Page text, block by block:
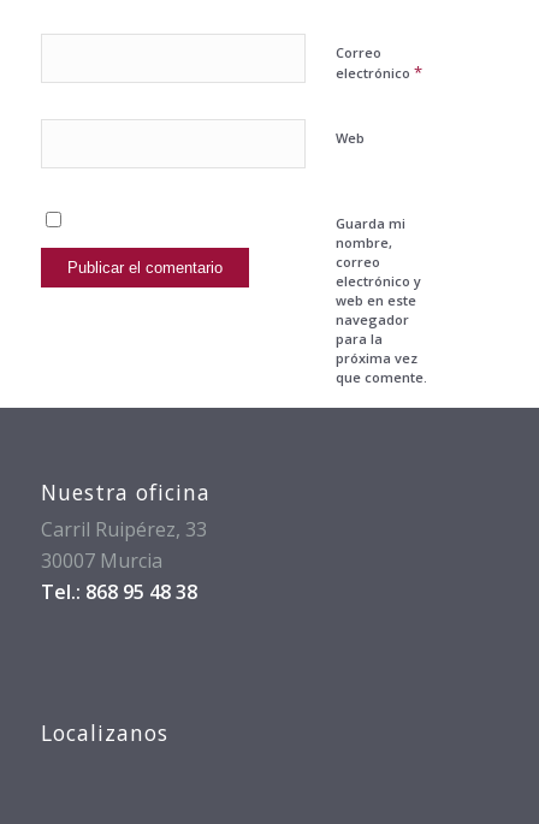
Correo
electrónico *
Web
Guarda mi
nombre,
correo
electrónico y
web en este
navegador
para la
próxima vez
que comente.
Nuestra oficina
Carril Ruipérez, 33
30007 Murcia
Tel.: 868 95 48 38
Localizanos